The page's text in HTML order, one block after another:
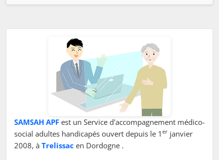
SAMSAH APF est un Service d'accompagnement médico-
social adultes handicapés ouvert depuis le 1 er janvier
2008, à Trelissac en Dordogne .